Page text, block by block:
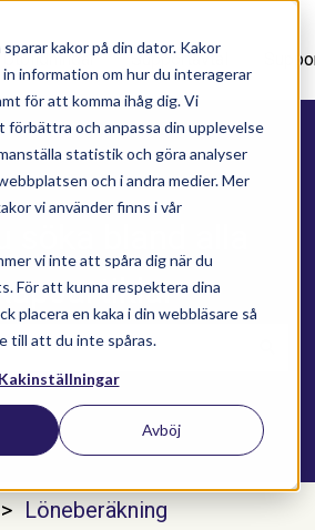
kakor på din dator. Kakor
information om hur du interagerar
för att komma ihåg dig. Vi
förbättra och anpassa din upplevelse
statistik och göra analyser
och i andra medier. Mer
vi använder finns i vår
vi inte att spåra dig när du
För att kunna respektera dina
placera en kaka i din webbläsare så
till att du inte spåras.
Kakinställningar
Avböj
Utbildningar Supportavtal
söka bland alla
eftersom sökfältet är
Löneberäkning